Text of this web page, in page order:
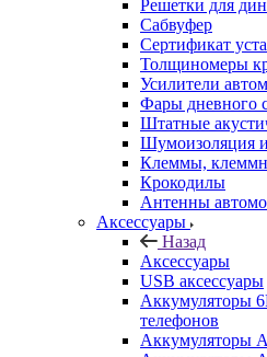
Решетки для
Сабвуфер
Сертификат
Толщиномеры
Усилители
Фары дневного
Штатные
Шумоизоляция
Клеммы,
Крокодилы
Антенны
Аксессуары
Назад
Аксессуары
USB аксессуары
Аккумуляторы
телефонов
Аккумуляторы